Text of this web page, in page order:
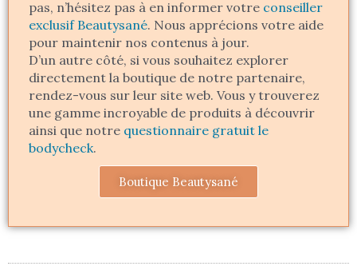
pas, n’hésitez pas à en informer votre conseiller
exclusif Beautysané. Nous apprécions votre aide
pour maintenir nos contenus à jour.
D’un autre côté, si vous souhaitez explorer
directement la boutique de notre partenaire,
rendez-vous sur leur site web. Vous y trouverez
une gamme incroyable de produits à découvrir
ainsi que notre questionnaire gratuit le
bodycheck.
Boutique Beautysané